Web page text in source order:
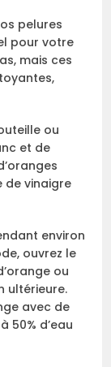
pelures
pour votre
mais ces
ou
et de
de vinaigre
environ
ouvrez le
ou
ultérieure.
avec de
50% d’eau